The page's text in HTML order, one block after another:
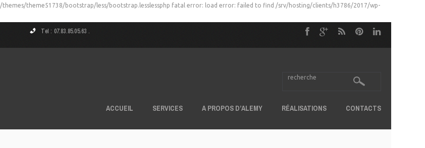
theme51738/bootstrap/less/bootstrap.lesslessphp fatal error: load error: failed to find /srv/hosting/clients/h3786/2017/wp-
Tel : 07.83.85.05.63 .
ACCUEIL SERVICES A PROPOS D’ALEMY RÉALISATIONS CONTACTS